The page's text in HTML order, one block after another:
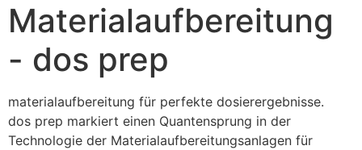
Materialaufbereitung
- dos prep
materialaufbereitung für perfekte dosierergebnisse.
dos prep markiert einen Quantensprung in der
Technologie der Materialaufbereitungsanlagen für